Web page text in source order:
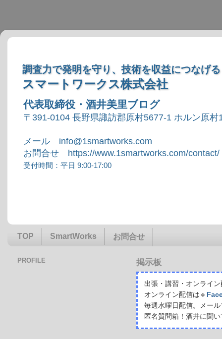
調査力で発明を守り、技術を収益につなげる
スマートワークス株式会社
代表取締役・酒井美里ブログ
〒391-0104 長野県諏訪郡原村5677-1 ホルン原村
メール info@1smartworks.com
お問合せ https://www.1smartworks.com/contact/
受付時間：平日 9:00-17:00
TOP SmartWorks お問合せ
掲示板
出張・講習・オンライ
オンライン配信は🔹
毎週水曜日配信。メー
匿名質問箱！酒井に聞
PROFILE